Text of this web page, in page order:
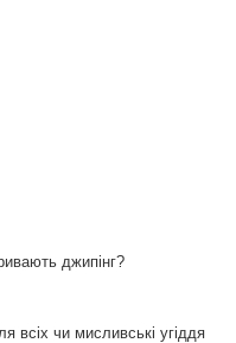
джипінг?
всіх чи мисливські угіддя